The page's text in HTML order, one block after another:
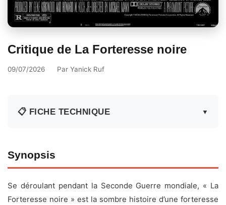
Critique de La Forteresse noire
09/07/2026 Par Yanick Ruf
📋 FICHE TECHNIQUE ▼
Réalisateur : Michael Mann
Synopsis
Se déroulant pendant la Seconde Guerre mondiale, « La
Forteresse noire » est la sombre histoire d’une forteresse